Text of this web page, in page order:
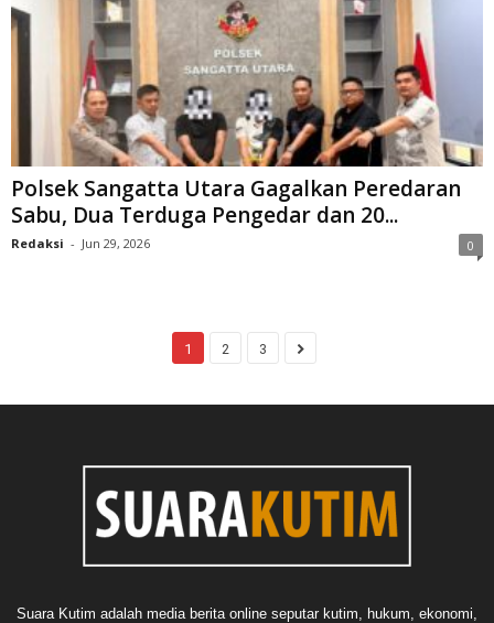
Polsek Sangatta Utara Gagalkan Peredaran
Sabu, Dua Terduga Pengedar dan 20...
Redaksi - Jun 29, 2026 0
1 2 3
Suara Kutim adalah media berita online seputar kutim, hukum, ekonomi,